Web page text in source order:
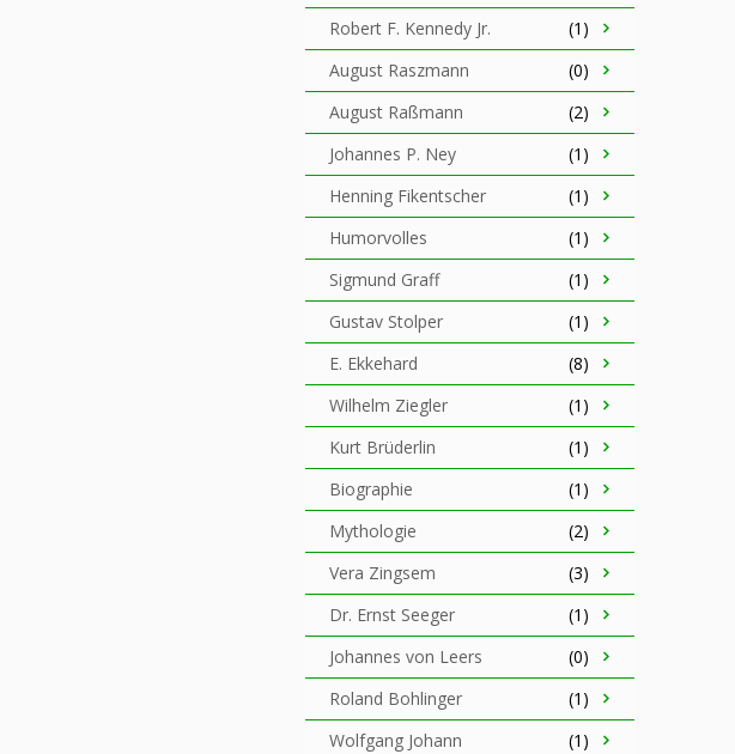
Robert F. Kennedy Jr.
(1)
August Raszmann
(0)
August Raßmann
(2)
Johannes P. Ney
(1)
Henning Fikentscher
(1)
Humorvolles
(1)
Sigmund Graff
(1)
Gustav Stolper
(1)
E. Ekkehard
(8)
Wilhelm Ziegler
(1)
Kurt Brüderlin
(1)
Biographie
(1)
Mythologie
(2)
Vera Zingsem
(3)
Dr. Ernst Seeger
(1)
Johannes von Leers
(0)
Roland Bohlinger
(1)
Wolfgang Johann
(1)